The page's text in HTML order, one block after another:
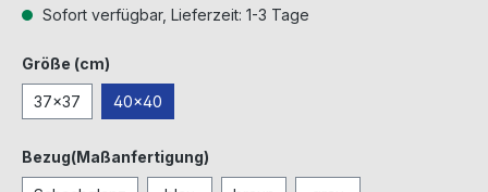
Sofort verfügbar, Lieferzeit: 1-3 Tage
Größe (cm)
37x37 40x40
Bezug(Maßanfertigung)